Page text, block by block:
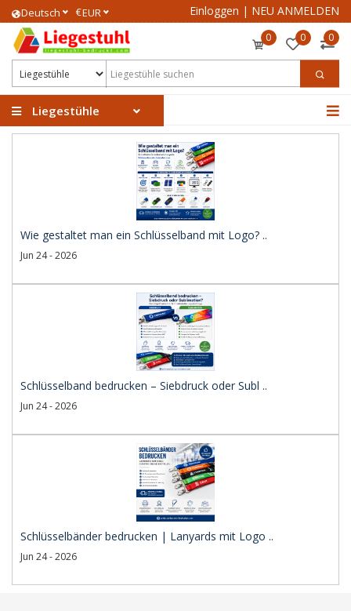
Deutsch €EUR Einloggen | NEU ANMELDEN
0 0 0
Liegestühle
Wie gestaltet man ein Schlüsselband mit Logo? ..
Jun 24 - 2026
Schlüsselband bedrucken – Siebdruck oder Subl ..
Jun 24 - 2026
Schlüsselbänder bedrucken | Lanyards mit Logo ..
Jun 24 - 2026